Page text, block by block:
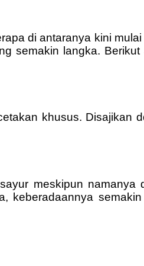
di antaranya kini
semakin langka.
khusus. Disajikan
meskipun namanya
keberadaannya